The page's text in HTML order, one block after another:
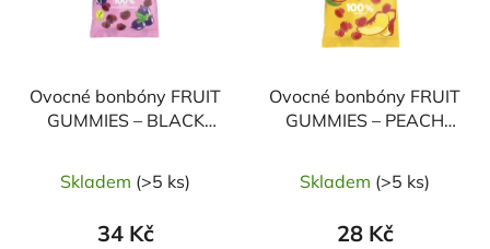
Ovocné bonbóny FRUIT
GUMMIES – BLACK
Skladem (>5 ks)
34 Kč
Ovocné bonbóny FRUIT
GUMMIES – PEACH
Skladem (>5 ks)
28 Kč